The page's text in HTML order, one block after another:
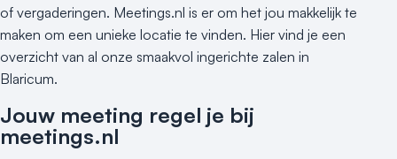
of vergaderingen. Meetings.nl is er om het jou makkelijk te
maken om een unieke locatie te vinden. Hier vind je een
overzicht van al onze smaakvol ingerichte zalen in
Blaricum.
Jouw meeting regel je bij
meetings.nl